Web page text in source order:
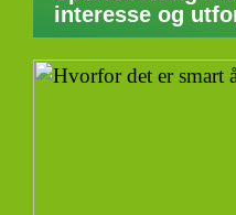
interesse og